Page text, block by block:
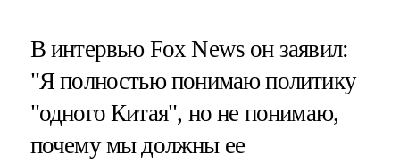
В интервью Fox News он заявил:
"Я полностью понимаю политику
"одного Китая", но не понимаю,
почему мы должны ее